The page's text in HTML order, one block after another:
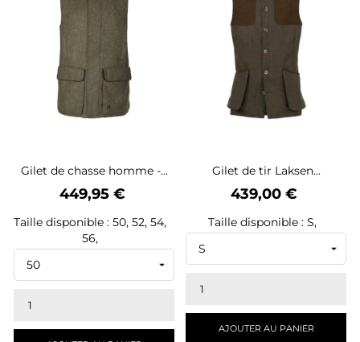
Gilet de chasse homme -...
Prix
449,95 €
Taille disponible : 50, 52, 54,
56,
Gilet de tir Laksen...
Prix
439,00 €
Taille disponible : S,
AJOUTER AU PANIER